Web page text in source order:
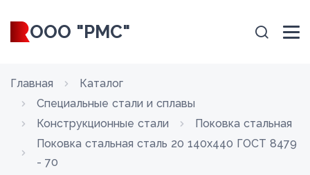
ООО "РМС"
Главная
Каталог
Специальные стали и сплавы
Конструкционные стали
Поковка стальная
Поковка стальная сталь 20 140x440 ГОСТ 8479
- 70